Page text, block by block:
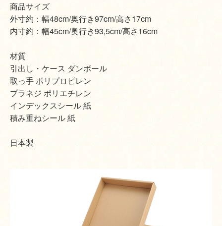
商品サイズ
外寸約：幅48cm/奥行き97cm/高さ17cm
内寸約：幅45cm/奥行き93,5cm/高さ16cm
材質
引出し・ケース ダンボール
取っ手 ポリプロピレン
プラネジ ポリエチレン
インデックスシール 紙
積み重ねシール 紙
日本製